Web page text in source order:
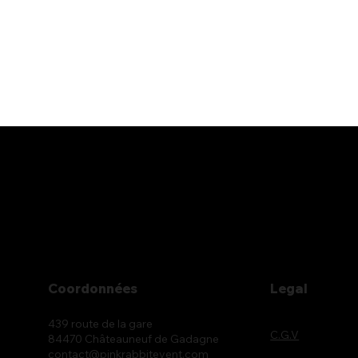
439 route de la gare
84470 Châteauneuf de Gadagne
contact@pinkrabbitevent.com
Coordonnées
C.G.V
Legal